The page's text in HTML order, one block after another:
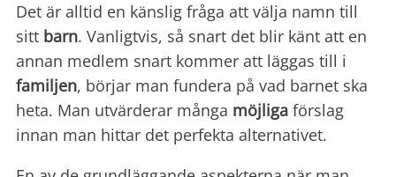
Det är alltid en känslig fråga att välja namn till
sitt barn. Vanligtvis, så snart det blir känt att en
annan medlem snart kommer att läggas till i
familjen, börjar man fundera på vad barnet ska
heta. Man utvärderar många möjliga förslag
innan man hittar det perfekta alternativet.